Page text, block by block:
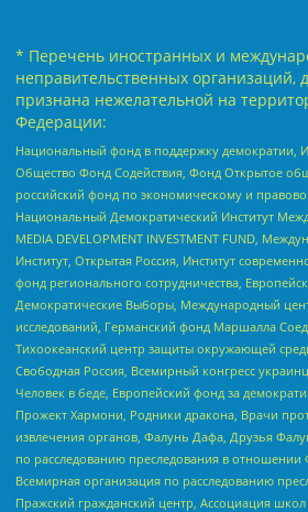
* Перечень иностранных и
неправительственных организаций,
признана нежелательной на
Федерации:
Национальный фонд в поддержку демократии,
Общество Фонд Содействия, Фонд Открытое
российский фонд по экономическому и
Национальный Демократический Институт
MEDIA DEVELOPMENT INVESTMENT FUND,
Институт, Открытая Россия, Институт
фонд регионального сотрудничества,
Демократические Выборы, Международный
исследований, Германский фонд Маршалла
Тихоокеанский центр защиты окружающей
Свободная Россия, Всемирный конгресс
Человек в беде, Европейский фонд за
Прожект Хармони, Родники дракона, Врачи
извлечения органов, Фалунь Дафа, Друзья
по расследованию преследования в отношении
Всемирная организация по расследованию
Пражский гражданский центр, Ассоциация